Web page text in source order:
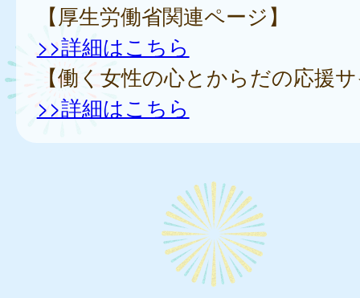
【厚生労働省関連ページ】
>>詳細はこちら
【働く女性の心とからだの応援
>>詳細はこちら